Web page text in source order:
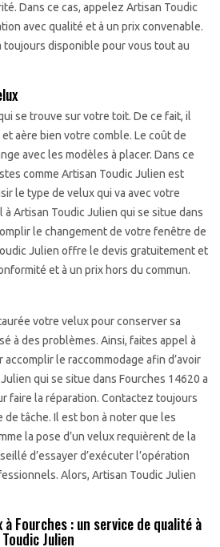
Dans ce cas, appelez Artisan Toudic
avec qualité et à un prix convenable.
toujours disponible pour vous tout au
se trouve sur votre toit. De ce fait, il
aère bien votre comble. Le coût de
avec les modèles à placer. Dans ce
comme Artisan Toudic Julien est
le type de velux qui va avec votre
à Artisan Toudic Julien qui se situe dans
le changement de votre fenêtre de
Julien offre le devis gratuitement et
et à un prix hors du commun.
votre velux pour conserver sa
à des problèmes. Ainsi, faites appel à
le raccommodage afin d’avoir
qui se situe dans Fourches 14620 a
faire la réparation. Contactez toujours
de tâche. Il est bon à noter que les
la pose d’un velux requièrent de la
d’essayer d’exécuter l’opération
Alors, Artisan Toudic Julien
à Fourches : un service de qualité à
Julien